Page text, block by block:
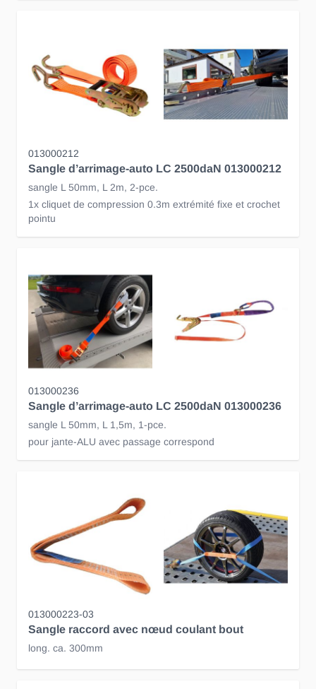
013000212
Sangle d’arrimage-auto LC 2500daN 013000212
sangle L 50mm, L 2m, 2-pce.
1x cliquet de compression 0.3m extrémité fixe et crochet
pointu
013000236
Sangle d’arrimage-auto LC 2500daN 013000236
sangle L 50mm, L 1,5m, 1-pce.
pour jante-ALU avec passage correspond
013000223-03
Sangle raccord avec nœud coulant bout
long. ca. 300mm